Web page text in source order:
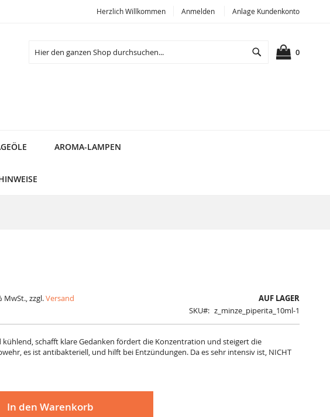
Herzlich Willkommen Anmelden Anlage Kundenkonto
MEIN
0
Suche
AROMA-LAMPEN
MwSt., zzgl.Versand
AUF LAGER
SKU
z_minze_piperita_10ml-1
schafft klare Gedanken fördert die Konzentration und steigert die
es ist antibakteriell, und hilft bei Entzündungen. Da es sehr intensiv ist, NICHT
In den Warenkorb